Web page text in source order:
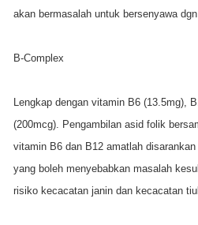
akan bermasalah untuk bersenyawa
B-Complex
Lengkap dengan vitamin B6 (13.5mg),
(200mcg). Pengambilan asid folik
vitamin B6 dan B12 amatlah
yang boleh menyebabkan masalah
risiko kecacatan janin dan kecacatan